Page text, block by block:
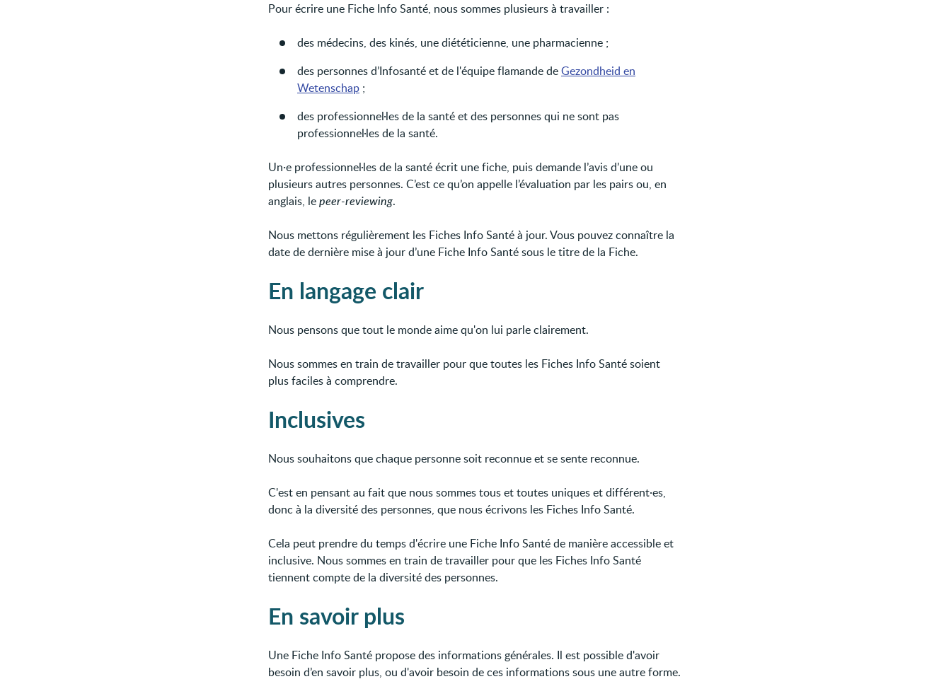
Pour écrire une Fiche Info Santé, nous sommes plusieurs à travailler :
des médecins, des kinés, une diététicienne, une pharmacienne ;
des personnes d’Infosanté et de l'équipe flamande deGezondheid en
Wetenschap ;
des professionnel·les de la santé et des personnes qui ne sont pas
professionnel·les de la santé.
Un·e professionnel·les de la santé écrit une fiche, puis demande l’avis d’une ou
plusieurs autres personnes. C’est ce qu’on appelle l’évaluation par les pairs ou, en
anglais, lepeer-reviewing.
Nous mettons régulièrement les Fiches Info Santé à jour. Vous pouvez connaître la
date de dernière mise à jour d’une Fiche Info Santé sous le titre de la Fiche.
En langage clair
Nous pensons que tout le monde aime qu'on lui parle clairement.
Nous sommes en train de travailler pour que toutes les Fiches Info Santé soient
plus faciles à comprendre.
Inclusives
Nous souhaitons que chaque personne soit reconnue et se sente reconnue.
C'est en pensant au fait que nous sommes tous et toutes uniques et différent·es,
donc à la diversité des personnes, que nous écrivons les Fiches Info Santé.
Cela peut prendre du temps d'écrire une Fiche Info Santé de manière accessible et
inclusive. Nous sommes en train de travailler pour que les Fiches Info Santé
tiennent compte de la diversité des personnes.
En savoir plus
Une Fiche Info Santé propose des informations générales. Il est possible d'avoir
besoin d’en savoir plus, ou d'avoir besoin de ces informations sous une autre forme.